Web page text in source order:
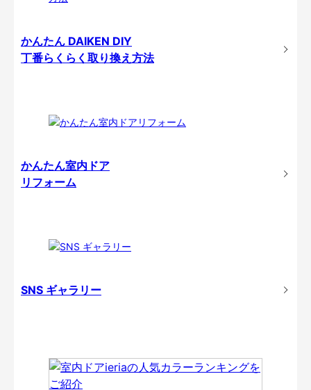
かんたん DAIKEN DIY
丁番らくらく取り換え方法
かんたん室内ドア
リフォーム
SNS ギャラリー